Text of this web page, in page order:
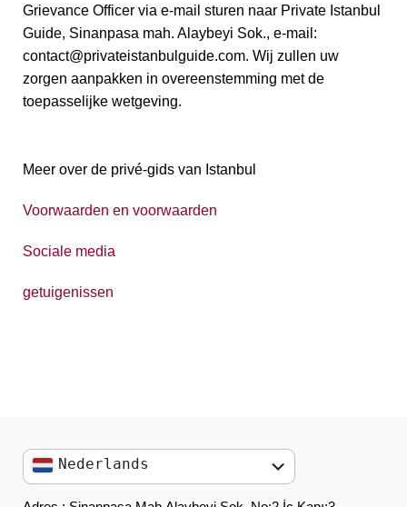
Grievance Officer via e-mail sturen naar Private Istanbul
Guide, Sinanpasa mah. Alaybeyi Sok., e-mail:
contact@privateistanbulguide.com. Wij zullen uw
zorgen aanpakken in overeenstemming met de
toepasselijke wetgeving.
Meer over de privé-gids van Istanbul
Voorwaarden en voorwaarden
Sociale media
getuigenissen
Nederlands
English